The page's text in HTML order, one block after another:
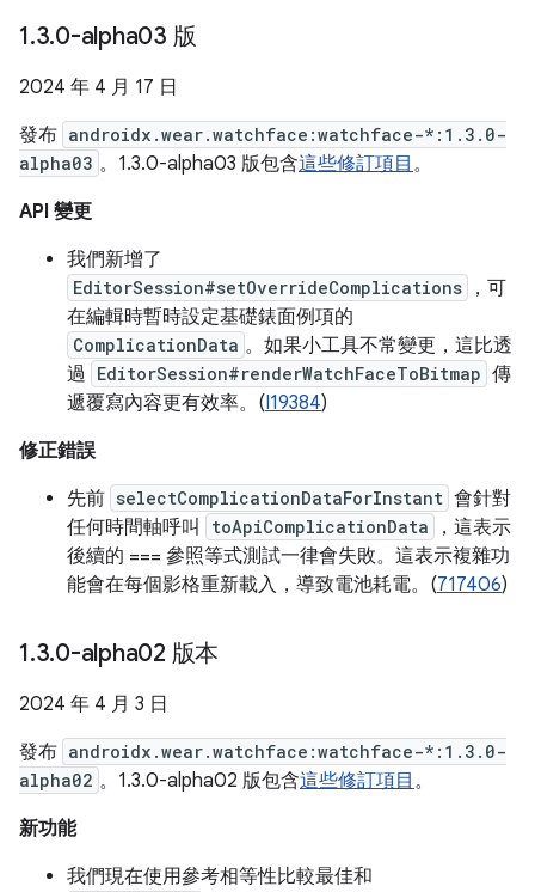
1.3.0-alpha03 版
2024 年 4 月 17 日
發布 androidx.wear.watchface:watchface-*:1.3.0-
alpha03 。1.3.0-alpha03 版包含這些修訂項目 。
API 變更
我們新增了
EditorSession#setOverrideComplications
，可
在編輯時暫時設定基礎錶面例項的
ComplicationData 。如果小工具不常變更，這比透
過 EditorSession#renderWatchFaceToBitmap 傳
遞覆寫內容更有效率。(I19384)
修正錯誤
先前 selectComplicationDataForInstant 會針對
任何時間軸呼叫
toApiComplicationData
，這表示
後續的 === 參照等式測試一律會失敗。這表示複雜功
能會在每個影格重新載入，導致電池耗電。(717406)
1.3.0-alpha02 版本
2024 年 4 月 3 日
發布 androidx.wear.watchface:watchface-*:1.3.0-
alpha02 。1.3.0-alpha02 版包含這些修訂項目 。
新功能
我們現在使用參考相等性比較最佳和